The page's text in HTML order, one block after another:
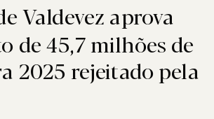
Valdevez aprova
de 45,7 milhões de
2025 rejeitado pela